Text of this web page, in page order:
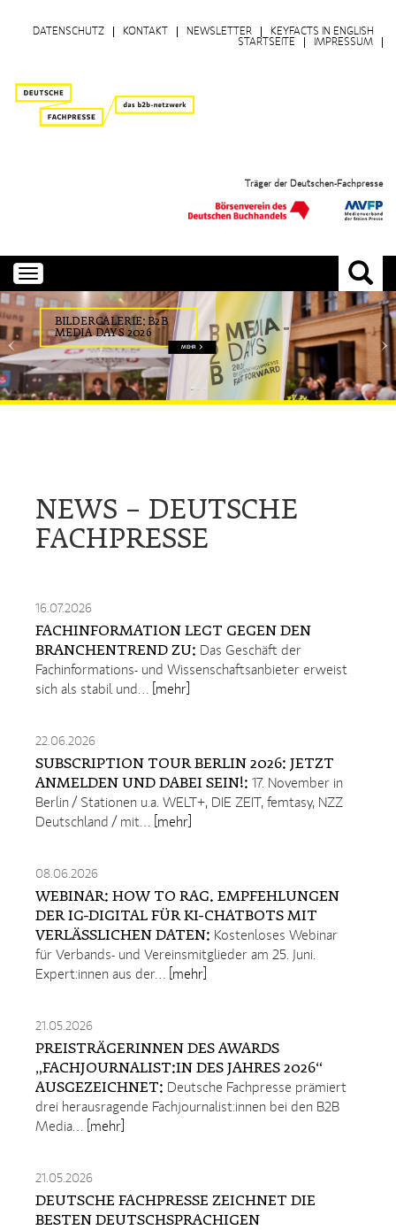
KEYFACTS IN ENGLISH
NEWSLETTER
KONTAKT
DATENSCHUTZ
IMPRESSUM
STARTSEITE
Träger der Deutschen-Fachpresse
Toggle
navigation
BILDERGALERIE: B2B
MEDIA DAYS 2026
MEHR
NEWS – DEUTSCHE
FACHPRESSE
16.07.2026
FACHINFORMATION LEGT GEGEN DEN
BRANCHENTREND ZU: Das Geschäft der
Fachinformations- und Wissenschaftsanbieter erweist
sich als stabil und… [mehr]
22.06.2026
SUBSCRIPTION TOUR BERLIN 2026: JETZT
ANMELDEN UND DABEI SEIN!: 17. November in
Berlin / Stationen u.a. WELT+, DIE ZEIT, femtasy, NZZ
Deutschland / mit… [mehr]
08.06.2026
WEBINAR: HOW TO RAG. EMPFEHLUNGEN
DER IG-DIGITAL FÜR KI-CHATBOTS MIT
VERLÄSSLICHEN DATEN: Kostenloses Webinar
für Verbands- und Vereinsmitglieder am 25. Juni.
Expert:innen aus der… [mehr]
21.05.2026
PREISTRÄGERINNEN DES AWARDS
„FACHJOURNALIST:IN DES JAHRES 2026“
AUSGEZEICHNET: Deutsche Fachpresse prämiert
drei herausragende Fachjournalist:innen bei den B2B
Media… [mehr]
21.05.2026
DEUTSCHE FACHPRESSE ZEICHNET DIE
BESTEN DEUTSCHSPRACHIGEN